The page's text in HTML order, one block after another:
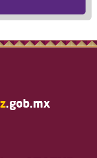
.gob.mx